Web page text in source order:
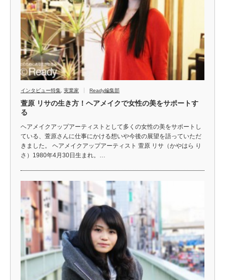
インタビュー特集 実業家 Ready編集部
萱原 リサの生き方！ヘアメイクで女性の美をサポートす
る
ヘアメイクアップアーティストとして多くの女性の美をサポートし
ている、萱原さんに仕事にかける想いや今後の展望を語っていただ
きました。 ヘアメイクアップアーティスト 萱原 リサ（かやはら り
さ）1980年4月30日生まれ。…